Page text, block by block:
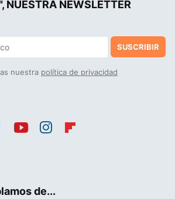
NUESTRA NEWSLETTER
SUSCRIBIR
nuestra política de privacidad
de...